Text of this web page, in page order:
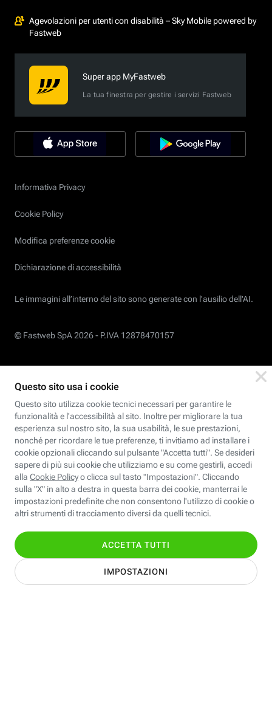
Agevolazioni per utenti con disabilità – Sky Mobile powered by
Fastweb
Super app MyFastweb
La tua finestra per gestire i servizi Fastweb
Informativa Privacy
Cookie Policy
Modifica preferenze cookie
Dichiarazione di accessibilità
Le immagini all’interno del sito sono generate con l'ausilio dell'AI.
© Fastweb SpA 2026 - P.IVA 12878470157